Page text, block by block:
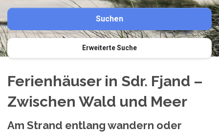
Erweiterte Suche
Ferienhäuser in Sdr. Fjand –
Zwischen Wald und Meer
Am Strand entlang wandern oder